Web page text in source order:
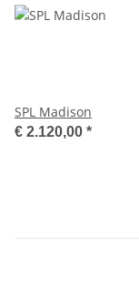
SPL Madison
€ 2.120,00 *